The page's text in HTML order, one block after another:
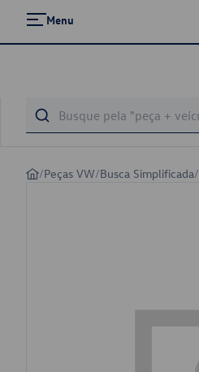
Menu
/Peças VW/Busca Simplificada/